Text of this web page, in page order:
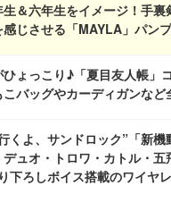
生＆六年生をイメージ！手裏
じさせる「MAYLA」パン
ひょっこり♪「夏目友人帳」
こバッグやカーディガンなど
くよ、サンドロック”「新機
デュオ・トロワ・カトル・五
下ろしボイス搭載のワイヤ